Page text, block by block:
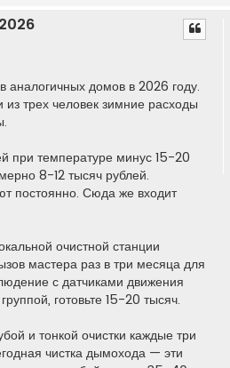
аналогичных домов в 2026 году.
трех человек зимние расходы
при температуре минус 15-20
8-12 тысяч рублей.
постоянно. Сюда же входит
очистной станции
мастера раз в три месяца для
с датчиками движения
готовьте 15-20 тысяч.
и тонкой очистки каждые три
чистка дымохода — эти